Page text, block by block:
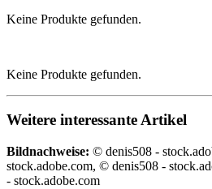
Keine Produkte gefunden.
Keine Produkte gefunden.
Weitere interessante Artikel
Bildnachweise: © denis508 -
stock.adobe.com, © denis508 -
- stock.adobe.com